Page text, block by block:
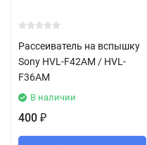
Рассеиватель на вспышку
Sony HVL-F42AM / HVL-
F36AM
В наличии
400 ₽